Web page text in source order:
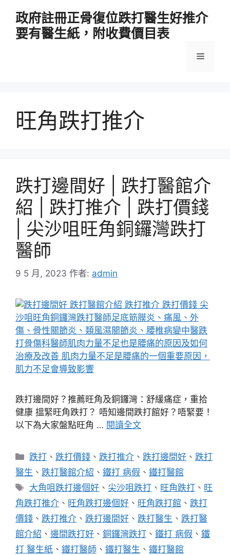
政府註冊正骨復位跌打醫生好推介
要有醫生紙，附收費價目表
選
旺角跌打推介
跌打邊間好 | 跌打醫館介
紹 | 跌打推介 | 跌打價錢
| 尖沙咀旺角銅鑼灣跌打
醫師
9 5 月, 2023 作者: admin
跌打邊間好？推薦旺角及銅鑼灣：舒緩痛症，重拾
健康 搵緊旺角跌打？ 唔知邊間跌打館好？唔緊要！
以下為大家盤點旺角 … 閱讀全文
分
類
跌打 、 跌打價錢 、 跌打推介 、 跌打邊間好 、 跌打
醫生 、 跌打醫館介紹 、 鐵打 病假 、 鐵打醫館
標
籤
大角咀跌打邊個好 、 尖沙咀跌打 、 旺角跌打 、 旺
角跌打推介 、 旺角跌打邊個好 、 旺角跌打館 、 跌打
價錢 、 跌打推介 、 跌打邊間好 、 跌打醫生 、 跌打醫
館介紹 、 邊間跌打好 、 銅鑼灣跌打 、 鐵打 病假 、 鐵
打 醫生紙 、 鐵打醫師 、 鐵打醫生 、 鐵打醫館